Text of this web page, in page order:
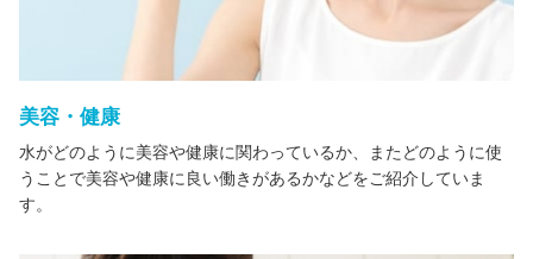
美容・健康
水がどのように美容や健康に関わっているか、またどのように使
うことで美容や健康に良い働きがあるかなどをご紹介していま
す。